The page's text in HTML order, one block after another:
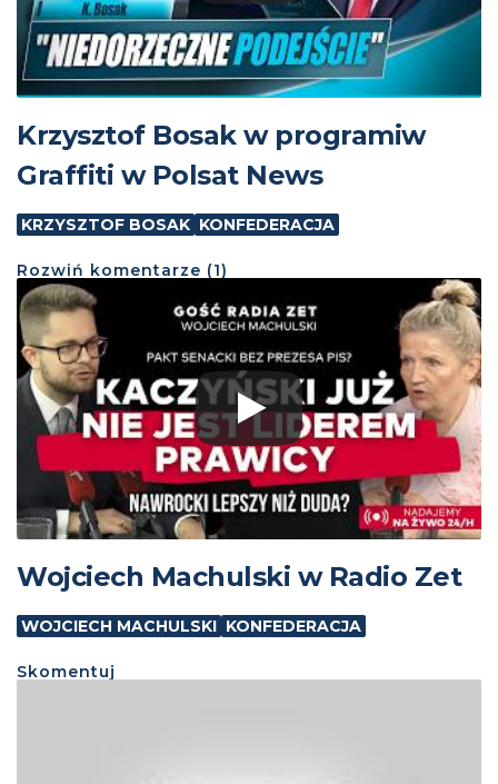
Krzysztof Bosak w programiw
Graffiti w Polsat News
KRZYSZTOF BOSAK KONFEDERACJA
Rozwiń komentarze (1)
Wojciech Machulski w Radio Zet
WOJCIECH MACHULSKI KONFEDERACJA
Skomentuj